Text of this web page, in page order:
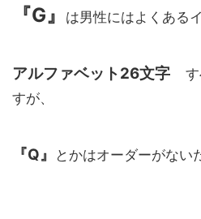
『G』 は男性にはよくある
アルファベット26文字
すが、
『Q』 とかはオーダーがない